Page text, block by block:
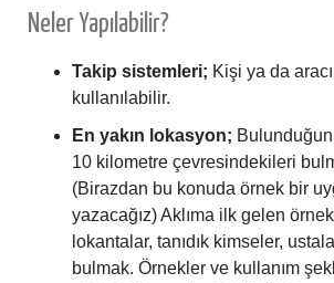
Neler Yapılabilir?
Takip sistemleri; Kişi ya da
kullanılabilir.
En yakın lokasyon;
10 kilometre çevresindekileri
(Birazdan bu konuda örnek bir
yazacağız) Aklıma ilk gelen
lokantalar, tanıdık kimseler,
bulmak. Örnekler ve kullanım